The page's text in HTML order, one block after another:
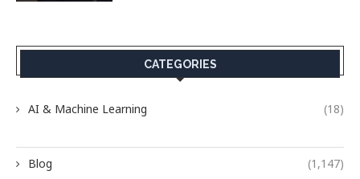
CATEGORIES
AI & Machine Learning (18)
Blog (1,147)